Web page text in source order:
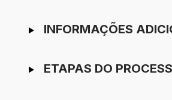
INFORMAÇÕES
ETAPAS DO